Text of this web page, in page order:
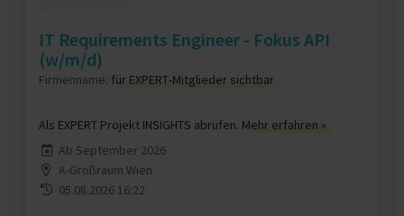
IT Requirements Engineer - Fokus API
(w/m/d)
Firmenname: für EXPERT-Mitglieder sichtbar
Als EXPERT Projekt INSIGHTS abrufen. Mehr erfahren »
Ab September 2026
A-Großraum Wien
05.08.2026 16:22